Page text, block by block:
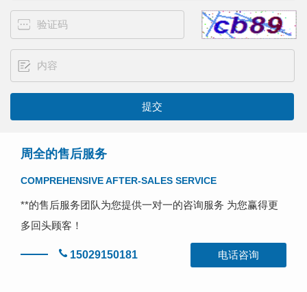
周全的售后服务
COMPREHENSIVE AFTER-SALES SERVICE
**的售后服务团队为您提供一对一的咨询服务 为您赢得更
多回头顾客！
15029150181 电话咨询